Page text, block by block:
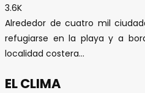
3.6K
Alrededor de cuatro mil
refugiarse en la playa y a
localidad costera...
EL CLIMA